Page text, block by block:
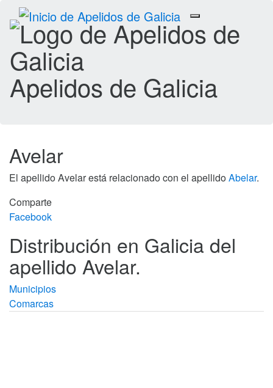
Toggle
navigation
Apelidos de Galicia
Avelar
El apellido Avelar está relacionado con el apellidoAbelar.
Comparte
Facebook
Distribución en Galicia del
apellido Avelar.
Municipios
Comarcas